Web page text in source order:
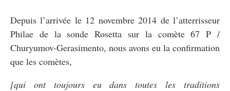
Depuis l’arrivée le 12 novembre 2014 de l’atterrisseur
Philae de la sonde Rosetta sur la comète 67 P /
Churyumov-Gerasimento, nous avons eu la confirmation
que les comètes,
[qui ont toujours eu dans toutes les traditions